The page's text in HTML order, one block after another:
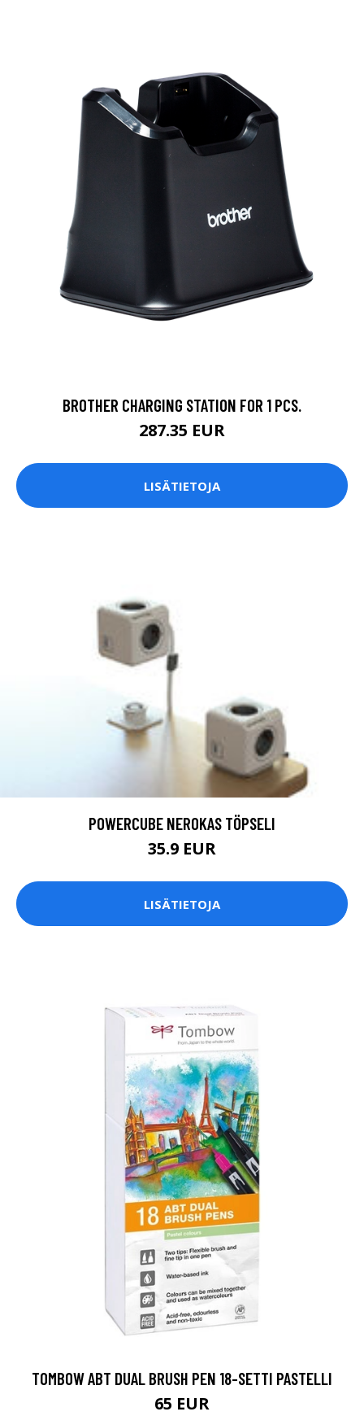
BROTHER CHARGING STATION FOR 1 PCS.
287.35 EUR
LISÄTIETOJA
POWERCUBE NEROKAS TÖPSELI
35.9 EUR
LISÄTIETOJA
TOMBOW ABT DUAL BRUSH PEN 18-SETTI PASTELLI
65 EUR